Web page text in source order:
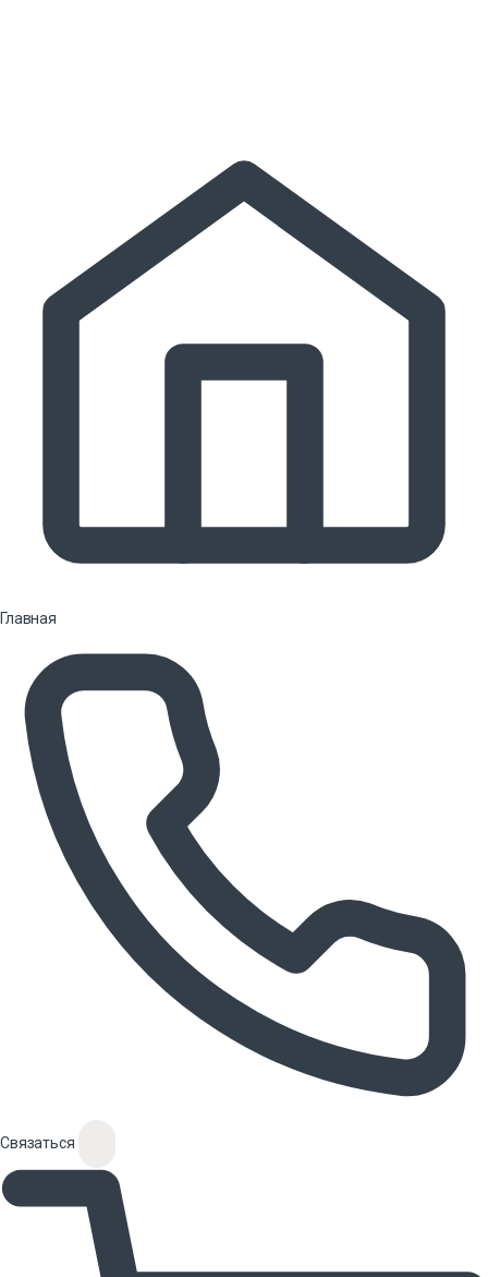
Главная
Связаться